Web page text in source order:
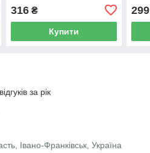
316₴
Купити
299
за рік
Івано-Франківськ, Україна